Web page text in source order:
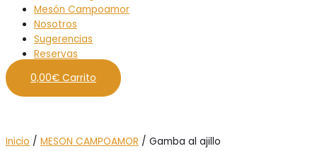
Mesón Campoamor
Nosotros
Sugerencias
Reservas
0,00€ Carrito
Inicio / MESON CAMPOAMOR / Gamba al ajillo